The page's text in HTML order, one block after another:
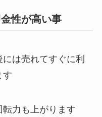
性が高い事
は売れてすぐに利
す
力も上がります